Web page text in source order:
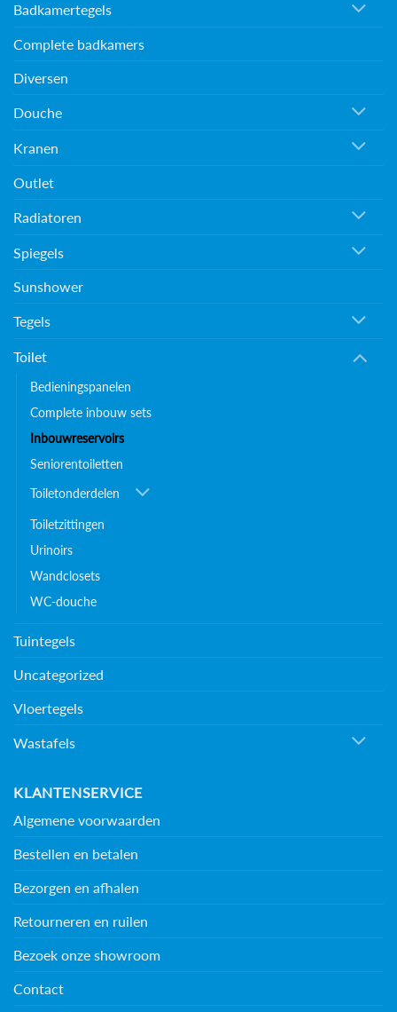
Badkamertegels
Complete badkamers
Diversen
Douche
Kranen
Outlet
Radiatoren
Spiegels
Sunshower
Tegels
Toilet
Bedieningspanelen
Complete inbouw sets
Inbouwreservoirs
Seniorentoiletten
Toiletonderdelen
Toiletzittingen
Urinoirs
Wandclosets
WC-douche
Tuintegels
Uncategorized
Vloertegels
Wastafels
KLANTENSERVICE
Algemene voorwaarden
Bestellen en betalen
Bezorgen en afhalen
Retourneren en ruilen
Bezoek onze showroom
Contact